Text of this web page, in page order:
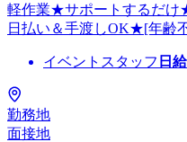
軽作業★サポートするだ
日払い＆手渡しOK★[年齢
イベントスタッフ 日給
勤務地
面接地